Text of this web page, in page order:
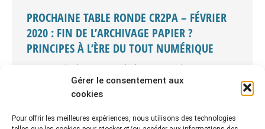
Gérer le consentement aux
cookies
Pour offrir les meilleures expériences, nous utilisons des technologies
PROCHAINE TABLE RONDE CR2PA – FÉVRIER
2020 : FIN DE L’ARCHIVAGE PAPIER ?
PRINCIPES À L’ÈRE DU TOUT NUMÉRIQUE
Christine CARBONNEL 23 décembre 2019
La prochaine table ronde du CR2PA aura pour thème :
numérique » Mardi 4 février 2020 – 14h à 17h – chez